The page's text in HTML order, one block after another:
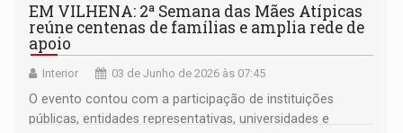
EM VILHENA: 2ª Semana das Mães Atípicas
reúne centenas de famílias e amplia rede de
apoio
Interior 03 de Junho de 2026 às 07:45
O evento contou com a participação de instituições
públicas, entidades representativas, universidades e